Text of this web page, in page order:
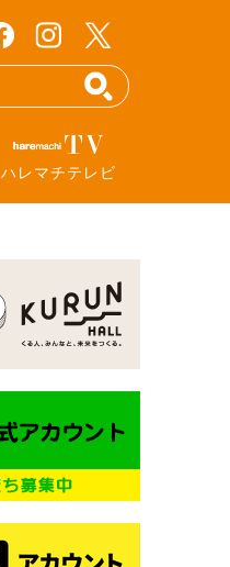
ハレマチテレビ